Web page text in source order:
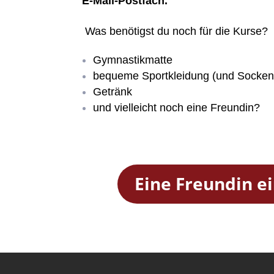
Was benötigst du noch für die Kurse?
Gymnastikmatte
bequeme Sportkleidung (und
Getränk
und vielleicht noch eine Freundin?
Eine Freundin